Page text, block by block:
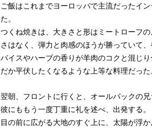
ご飯はこれまでヨーロッパで主流だったイ
た。
つくね焼きは、大きさと形はミートローフ
さはなく、弾力と肉感のほうが勝っていて
パイスやハーブの香りが羊肉のコクと混じ
だか平伏したくなるような上等な料理だっ
翌朝、フロントに行くと、オールバックの
彼にももう一度丁重に礼を述べ、出発する。
目の前に広がる大地のすぐ上に、太陽が浮